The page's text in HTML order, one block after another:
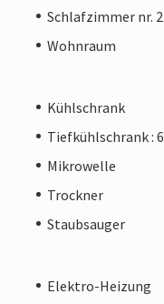
Schlafzimmer nr.
Wohnraum
Kühlschrank
Tiefkühlschrank :
Mikrowelle
Trockner
Staubsauger
Elektro-Heizung